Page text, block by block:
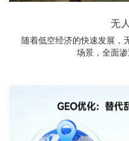
无
随着低空经济的快速发展，
场景，全面